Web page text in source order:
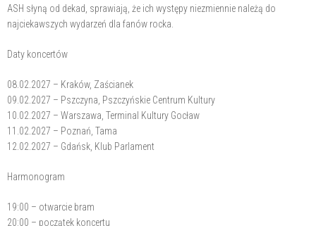
ASH słyną od dekad, sprawiają, że ich występy niezmiennie należą do
najciekawszych wydarzeń dla fanów rocka.
Daty koncertów
08.02.2027 – Kraków, Zaścianek
09.02.2027 – Pszczyna, Pszczyńskie Centrum Kultury
10.02.2027 – Warszawa, Terminal Kultury Gocław
11.02.2027 – Poznań, Tama
12.02.2027 – Gdańsk, Klub Parlament
Harmonogram
19:00 – otwarcie bram
20:00 – początek koncertu